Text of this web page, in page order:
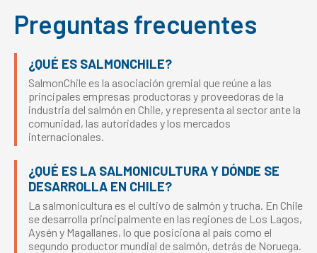
Preguntas frecuentes
¿QUÉ ES SALMONCHILE?
SalmonChile es la asociación gremial que reúne a las
principales empresas productoras y proveedoras de la
industria del salmón en Chile, y representa al sector ante la
comunidad, las autoridades y los mercados
internacionales.
¿QUÉ ES LA SALMONICULTURA Y DÓNDE SE
DESARROLLA EN CHILE?
La salmonicultura es el cultivo de salmón y trucha. En Chile
se desarrolla principalmente en las regiones de Los Lagos,
Aysén y Magallanes, lo que posiciona al país como el
segundo productor mundial de salmón, detrás de Noruega.